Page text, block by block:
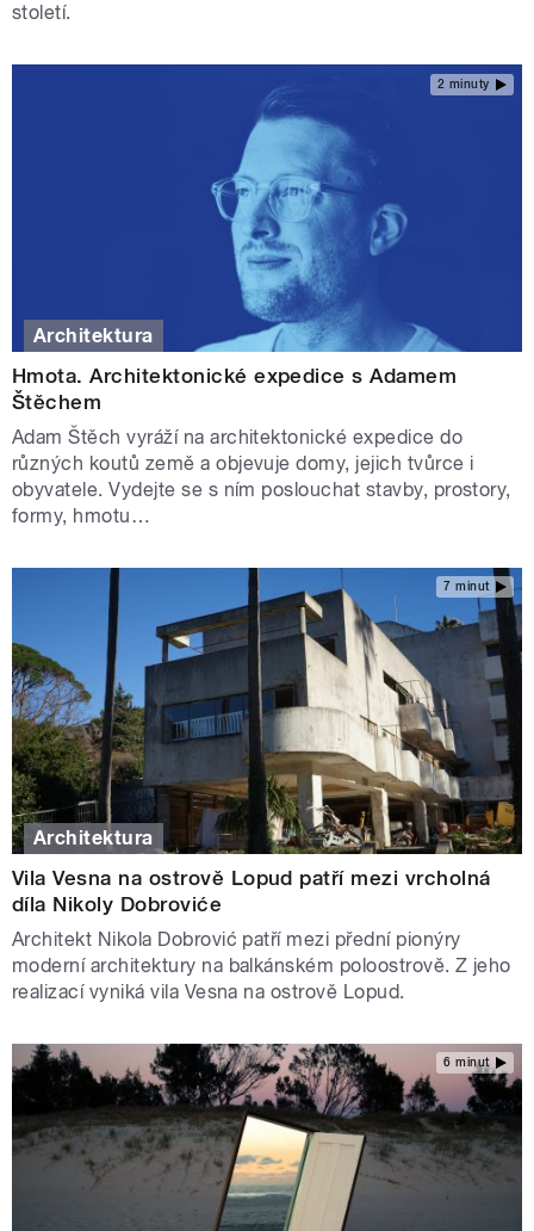
století.
2 minuty
Architektura
Hmota. Architektonické expedice s Adamem
Štěchem
Adam Štěch vyráží na architektonické expedice do
různých koutů země a objevuje domy, jejich tvůrce i
obyvatele. Vydejte se s ním poslouchat stavby, prostory,
formy, hmotu…
7 minut
Architektura
Vila Vesna na ostrově Lopud patří mezi vrcholná
díla Nikoly Dobroviće
Architekt Nikola Dobrović patří mezi přední pionýry
moderní architektury na balkánském poloostrově. Z jeho
realizací vyniká vila Vesna na ostrově Lopud.
6 minut